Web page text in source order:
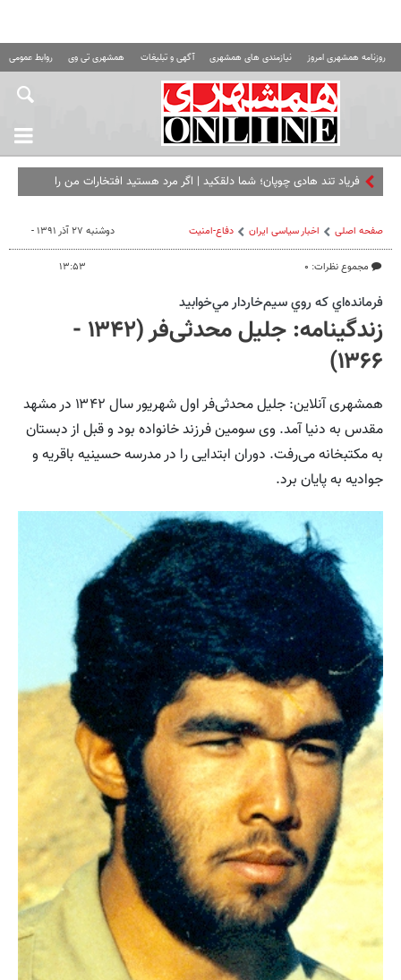
روزنامه همشهری امروز نیازمندی های همشهری آگهی و تبلیغات همشهری تی وی روابط عمومی
فریاد تند هادی چوپان؛‌ شما دلقکید | اگر مرد هستید افتخارات من را
صفحه اصلی اخبار سیاسی ایران دفاع-امنیت
مجموع نظرات: ۰
دوشنبه ۲۷ آذر ۱۳۹۱ -
۱۳:۵۳
فرمانده‌اي كه روي سيم‌خاردار مي‌خوابيد
زندگینامه: جلیل محدثی‌فر (۱۳۴۲ -
۱۳۶۶)
همشهری آنلاین: جلیل محدثی‌فر اول شهریور سال ۱۳۴۲ در مشهد
مقدس به دنیا آمد. وی سومین فرزند خانواده بود و قبل از دبستان
به مکتبخانه می‌رفت. دوران ابتدایی را در مدرسه حسینیه باقریه و
جوادیه به پایان برد.